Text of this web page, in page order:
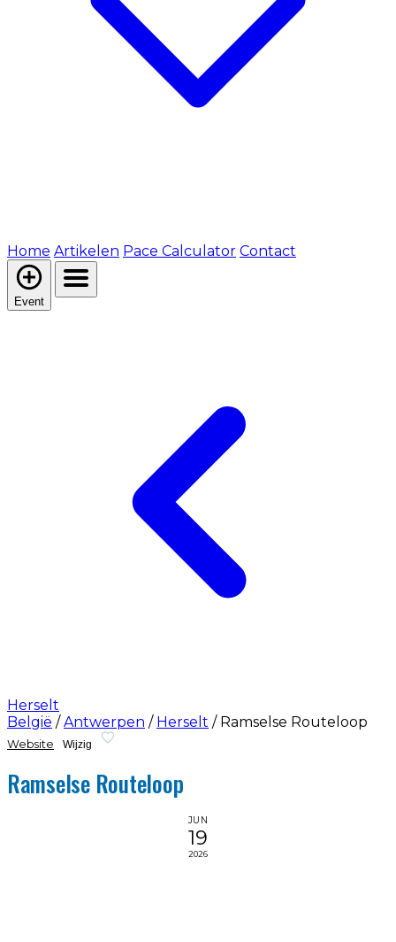
Home Artikelen Pace Calculator Contact
Event
Herselt
België / Antwerpen / Herselt / Ramselse Routeloop
Website Wijzig
Ramselse Routeloop
JUN
19
2026